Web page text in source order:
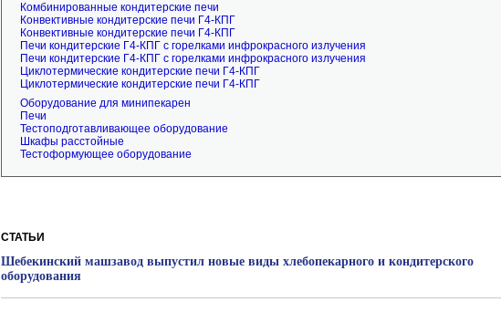
Комбинированные кондитерские печи
Конвективные кондитерские печи Г4-КПГ
Конвективные кондитерские печи Г4-КПГ
Печи кондитерские Г4-КПГ с горелками инфрокрасного излучения
Печи кондитерские Г4-КПГ с горелками инфрокрасного излучения
Циклотермические кондитерские печи Г4-КПГ
Циклотермические кондитерские печи Г4-КПГ
Оборудование для минипекарен
Печи
Тестоподготавливающее оборудование
Шкафы расстойные
Тестоформующее оборудование
СТАТЬИ
Шебекинский машзавод выпустил новые виды хлебопекарного и кондитерского
оборудования